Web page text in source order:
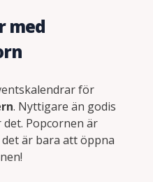
med
för
. Nyttigare än godis
Popcornen är
är bara att öppna